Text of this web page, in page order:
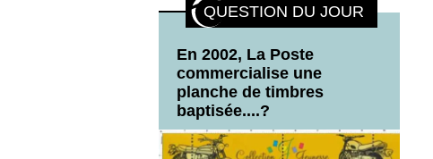
QUESTION DU JOUR
En 2002, La Poste
commercialise une
planche de timbres
baptisée....?